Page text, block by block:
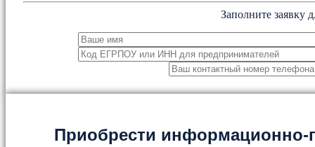
Заполните заявку
Приобрести